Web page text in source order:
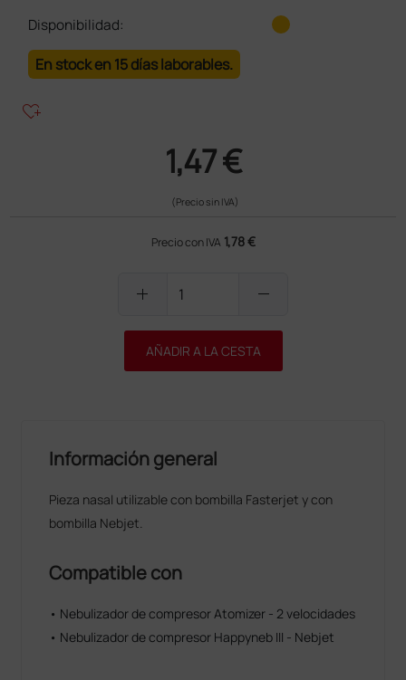
Disponibilidad:
En stock en 15 días laborables.
heart_plus
1,47 €
(Precio sin IVA)
Precio con IVA 1,78 €
add remove
AÑADIR A LA CESTA
Información general
Pieza nasal utilizable con bombilla Fasterjet y con
bombilla Nebjet.
Compatible con
• Nebulizador de compresor Atomizer - 2 velocidades
• Nebulizador de compresor Happyneb III - Nebjet